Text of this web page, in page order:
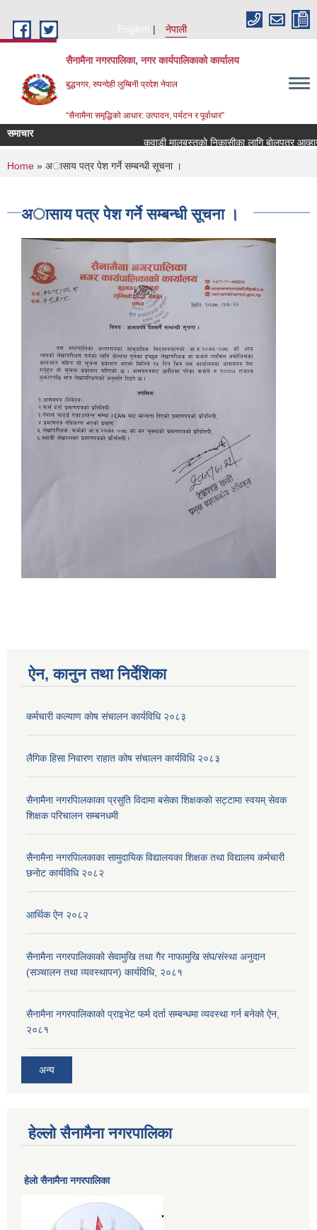
English
नेपाली
सैनामैना नगरपालिका, नगर कार्यपालिकाको कार्यालय
बुद्धनगर, रुपन्देही लुम्बिनी प्रदेश नेपाल
“सैनामैना समृद्धिको आधार: उत्पादन, पर्यटन र पूर्वाधार”
समाचार
कवाडी मालबस्तुकाे निकासीका लागि बाेलपत्र आव्हान
You are here
Home » अासाय पत्र पेश गर्ने सम्बन्धी सूचना ।
अासाय पत्र पेश गर्ने सम्बन्धी सूचना ।
ऐन, कानुन तथा निर्देशिका
कर्मचारी कल्याण काेष संचालन कार्यविधि २०८३
लैगिक हिसा निवारण राहात कोष संचालन कार्यविधि २०८३
सैनामैना नगरपािलकाका प्रसुति विदामा बसेका शिक्षककाे सट्टामा स्वयम् सेवक
शिक्षक परिचालन सम्बनधमी
सैनामैना नगरपािलकाका सामुदायिक विद्यालयका शिक्षक तथा विद्यालय कर्मचारी
छनाेट कार्यविधि २०८२
आर्थिक ऐन २०८२
सैनामैना नगरपालिकाको सेवामुखि तथा गैर नाफामुखि संघ/संस्था अनुदान
(सञ्चालन तथा व्यवस्थापन) कार्यविधि, २०८१
सैनामैना नगरपालिकाको प्राइभेट फर्म दर्ता सम्बन्धमा व्यवस्था गर्न बनेको ऐन,
२०८१
अन्य
हेल्लो सैनामैना नगरपालिका
हेलाे सैनामैना नगरपालिका